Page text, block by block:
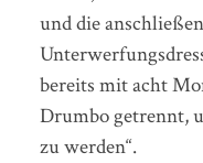
und die
bereits mit acht
Drumbo getrennt,
zu werden“.